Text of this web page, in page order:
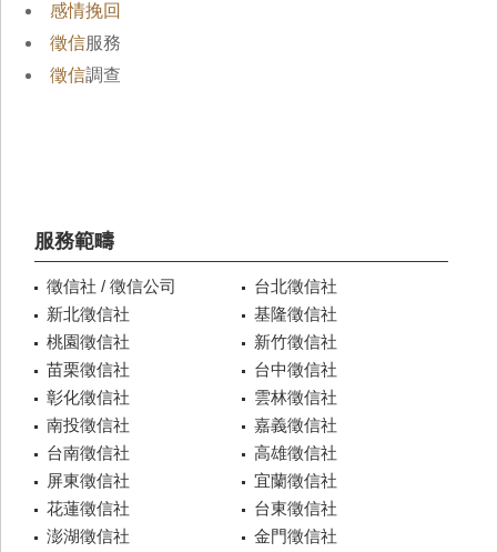
感情挽回
徵信服務
徵信調查
服務範疇
徵信社 / 徵信公司
台北徵信社
新北徵信社
基隆徵信社
桃園徵信社
新竹徵信社
苗栗徵信社
台中徵信社
彰化徵信社
雲林徵信社
南投徵信社
嘉義徵信社
台南徵信社
高雄徵信社
屏東徵信社
宜蘭徵信社
花蓮徵信社
台東徵信社
澎湖徵信社
金門徵信社